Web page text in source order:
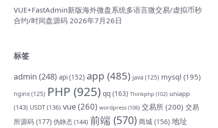
VUE+FastAdmin新版海外微盘系统多语言微交易/虚拟币秒
合约/时间盘源码 2026年7月26日
标签
admin (248) api(152) app (485) java (125) mysql (195)
nginx(125) PHP (925) qq (163) Thinkphp (102) uniapp
(143) USDT(136) vue(260) wordpress (106) 交易所 (200) 交易
所源码 (177) 伪静态(144) 前端 (570) 商城 (156) 地址